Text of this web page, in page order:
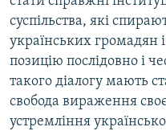
суспільства, які
українських громадян
позицію послідовно і
такого діалогу мають
свобода вираження
устремління